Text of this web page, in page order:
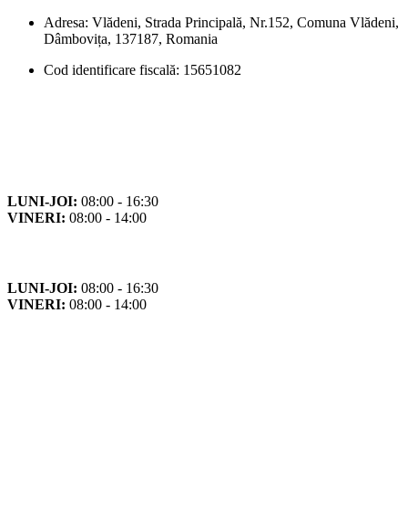
Adresa: Vlădeni, Strada Principală, Nr.152, Comuna Vlădeni,
Dâmbovița, 137187, Romania
Cod identificare fiscală: 15651082
LUNI-JOI: 08:00 - 16:30
VINERI: 08:00 - 14:00
LUNI-JOI: 08:00 - 16:30
VINERI: 08:00 - 14:00